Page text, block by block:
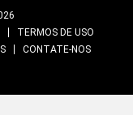
TERMOS DE USO
CONTATE-NOS